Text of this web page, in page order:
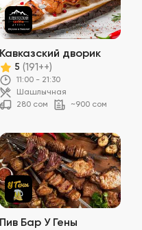
Кавказский дворик
5 (191++)
11:00 - 21:30
Шашлычная
280 сом
~900 сом
Пив Бар У Гены